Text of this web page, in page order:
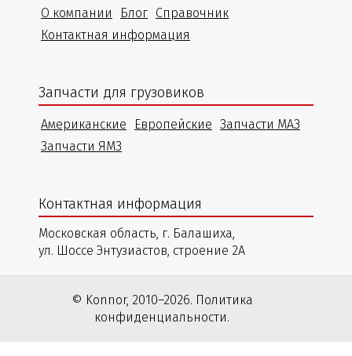
О компании
Блог Справочник
Контактная информация
Запчасти для грузовиков
Американские Европейские Запчасти МАЗ
Запчасти ЯМЗ
Контактная информация
Московская область, г. Балашиха,
ул. Шоссе Энтузиастов, строение 2А
© Konnor, 2010–2026. Политика
конфиденциальности.